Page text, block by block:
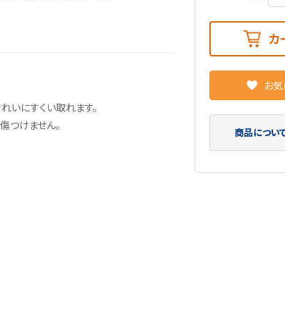
いにすくい取れます。
つけません。
お
商品につい
カ